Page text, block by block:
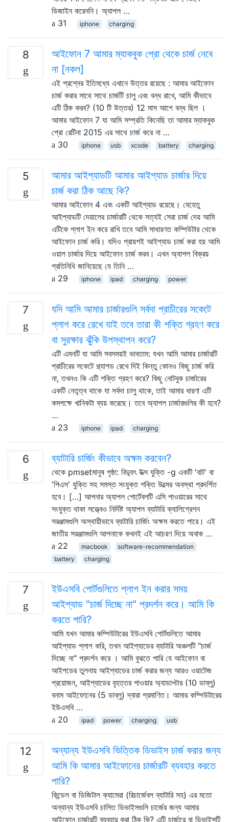
ডিজাইন করেননি। অ্যাপল …
31
iphone charging
8
আইফোন 7 আমার ম্যাকবুক প্রো থেকে চার্জ নেবে
না [নকল]
এই প্রশ্নের ইতিমধ্যে এখানে উত্তর রয়েছে : আমার আইফোন
চার্জ করার সাথে সাথে চার্জটি চালু এবং বন্ধ রাখে, আমি কীভাবে
এটি ঠিক করব? (10 টি উত্তর) 12 মাস আগে বন্ধ ছিল ।
আমার আইফোন 7 যা আমি সম্প্রতি কিনেছি তা আমার ম্যাকবুক
প্রো রেটিনা 2015 এর সাথে চার্জ করে না …
30
iphone usb xcode battery charging
5
আমার আইপ্যাডটি আমার আইপ্যাড চার্জার দিয়ে
চার্জ করা ঠিক আছে কি?
আমার আইফোন 4 এবং একটি আইপ্যাড রয়েছে। যেহেতু
আইপ্যাডটি দেয়ালের চার্জারটি থেকে সত্যই সেরা চার্জ দেয় আমি
এটিকে প্লাগ ইন করে রাখি তবে আমি সাধারণত কম্পিউটার থেকে
আইফোন চার্জ করি। যদিও প্রায়শই আইপ্যাড চার্জ করা হয় আমি
ওয়াল চার্জার দিয়ে আইফোন চার্জ করব। এখন অ্যাপল বিক্রয়
প্রতিনিধি জানিয়েছে যে তিনি …
29
iphone ipad charging power
7
যদি আমি আমার চার্জারগুলি সর্বদা প্রাচীরের সকেটে
প্লাগ করে রেখে যাই তবে তারা কী শক্তি গ্রহণ করে
বা সুরক্ষার ঝুঁকি উপস্থাপন করে?
এটি এমনটি যা আমি সবসময়ই ভাবতাম: যখন আমি আমার চার্জারটি
প্রাচীরের সকেটে প্ল্যাগড রেখে দিই কিন্তু কোনও কিছু চার্জ করি
না, তখনও কি এটি শক্তি গ্রহণ করে? কিছু নোটবুক চার্জারের
একটি নেতৃত্ব থাকে যা সর্বদা চালু থাকে, তাই আমার ধারণা এটি
কমপক্ষে খানিকটা ব্যয় করেছে। তবে অ্যাপল চার্জারগুলির কী হবে?
…
23
iphone ipad charging
6 ব্যাটারি চার্জিং কীভাবে অক্ষম করবেন?
থেকে pmsetমানুষ পৃষ্ঠা: বিদ্যুৎ উত্স যুক্তি -g একটি 'বাট' বা
'পিএস' যুক্তি সহ সমস্ত সংযুক্ত শক্তি উত্সের অবস্থা প্রদর্শিত
হবে। […] আপনার অ্যাপল পোর্টেবলটি এসি পাওয়ারের সাথে
সংযুক্ত থাকা সত্ত্বেও নির্দিষ্ট অ্যাপল ব্যাটারি ক্যালিগ্রেশন
সরঞ্জামগুলি অস্থায়ীভাবে ব্যাটারি চার্জিং অক্ষম করতে পারে। এই
জাতীয় সরঞ্জামগুলি আপনাকে কখনই এই আচরণ দিয়ে অবাক …
22
macbook
software-recommendation
battery
charging
7
ইউএসবি পোর্টগুলিতে প্লাগ ইন করার সময়
আইপ্যাড "চার্জ দিচ্ছে না" প্রদর্শন করে। আমি কি
করতে পারি?
আমি যখন আমার কম্পিউটারের ইউএসবি পোর্টগুলিতে আমার
আইপ্যাড প্লাগ করি, তখন আইপ্যাডের ব্যাটারি অঞ্চলটি "চার্জ
দিচ্ছে না" প্রদর্শন করে । আমি বুঝতে পারি যে আইফোন বা
আইপডের তুলনায় আইপ্যাডের চার্জ করার জন্য আরও ওয়াটেজ
প্রয়োজন, আইপ্যাডের বৃহত্তর পাওয়ার অ্যাডাপ্টার (10 ডাব্লু)
বনাম আইফোনের (5 ডাব্লু) দ্বারা প্রমাণিত। আমার কম্পিউটারের
ইউএসবি …
20
ipad power charging usb
12
অন্যান্য ইউএসবি ভিত্তিক ডিভাইস চার্জ করার জন্য
আমি কি আমার আইফোনের চার্জারটি ব্যবহার করতে
পারি?
কিন্ডেল বা ডিজিটাল ক্যামেরা (রিচার্জেবল ব্যাটারি সহ) এর মতো
অন্যান্য ইউএসবি চালিত ডিভাইসগুলি চার্জের জন্য আমার
আইফোন চার্জারটি ব্যবহার করা ঠিক কি? এটি চার্জারে বা ডিভাইসটি